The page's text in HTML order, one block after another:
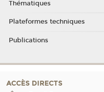
Thématiques
Plateformes techniques
Publications
ACCÈS DIRECTS